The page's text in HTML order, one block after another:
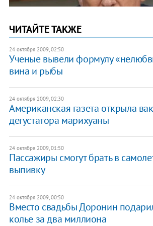
ЧИТАЙТЕ ТАКЖЕ
24 октября 2009, 02:50
Ученые вывели формулу
вина и рыбы
24 октября 2009, 02:30
Американская газета открыла
дегустатора марихуаны
24 октября 2009, 01:50
Пассажиры смогут брать в
выпивку
24 октября 2009, 00:50
Вместо свадьбы Доронин
колье за два миллиона